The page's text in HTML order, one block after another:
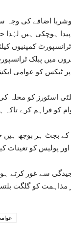
اضافے کی
ہوچکی ہیں لہٰذا
کمپنیوں
ٹرانسپورٹ چلائے جسکا
پر ٹیکس کو
اسٹورز کو محلہ
کو فراہم کرے
کے بجٹ ہر بوجھ
پولیس کو تعینات کیا
سے غور کرتے
کو گلگت